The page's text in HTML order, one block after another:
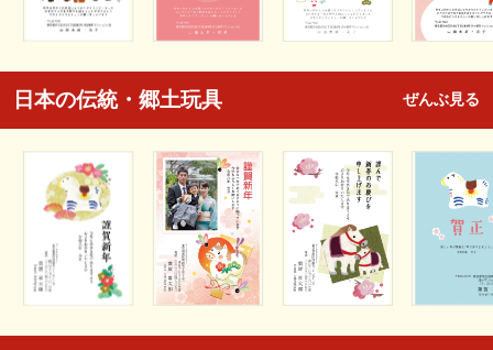
日本の伝統・郷土玩具 ぜんぶ見る